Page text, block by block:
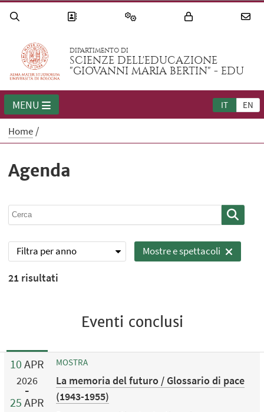
DIPARTIMENTO DI
SCIENZE DELL'EDUCAZIONE
"GIOVANNI MARIA BERTIN" - EDU
IT EN
MENU
Home
Agenda
Filtra per anno Mostre e spettacoli
21 risultati
Eventi conclusi
10 APR
2026
25 APR
MOSTRA
La memoria del futuro / Glossario di pace
(1943-1955)